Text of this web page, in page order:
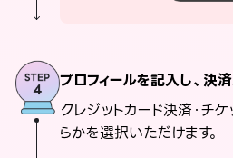
プロフィールを記入し、決
クレジットカード決済・チ
らかを選択いただけます。